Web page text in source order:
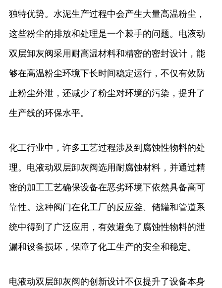
独特优势。水泥生产过程中会产生大量高温粉尘，
这些粉尘的排放和处理是一个棘手的问题。电液动
双层卸灰阀采用耐高温材料和精密的密封设计，能
够在高温粉尘环境下长时间稳定运行，不仅有效防
止粉尘外泄，还减少了粉尘对环境的污染，提升了
生产线的环保水平。
化工行业中，许多工艺过程涉及到腐蚀性物料的处
理。电液动双层卸灰阀选用耐腐蚀材料，并通过精
密的加工工艺确保设备在恶劣环境下依然具备高可
靠性。这种阀门在化工厂的反应釜、储罐和管道系
统中得到了广泛应用，有效避免了腐蚀性物料的泄
漏和设备损坏，保障了化工生产的安全和稳定。
电液动双层卸灰阀的创新设计不仅提升了设备本身